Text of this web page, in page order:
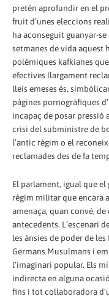
pretén aprofundir en el
fruit d’unes eleccions
ha aconseguit guanyar-
setmanes de vida aquest
polèmiques kafkianes
efectives llargament
lleis emeses és,
pàgines pornogràfiques
incapaç de posar pressió
crisi del subministre de
l’antic règim o el
reclamades des de fa
El parlament, igual que el
règim militar que encara
amenaça, quan convé,
antecedents. L’escenari
les ànsies de poder de
Germans Musulmans i
l’imaginari popular. Els
indirecta en alguna
fins i tot col·laboradora